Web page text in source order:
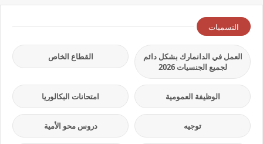
التسميات
العمل في الدانمارك بشكل دائم
لجميع الجنسيات 2026
القطاع الخاص
الوظيفة العمومية امتحانات البكالوريا
توجيه دروس محو الأمية